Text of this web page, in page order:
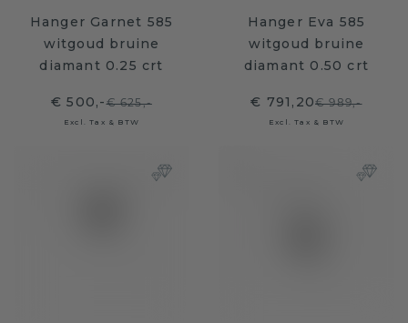
Hanger Garnet 585
witgoud bruine
diamant 0.25 crt
€ 500,-€ 625,-
Excl. Tax & BTW
Hanger Eva 585
witgoud bruine
diamant 0.50 crt
€ 791,20€ 989,-
Excl. Tax & BTW